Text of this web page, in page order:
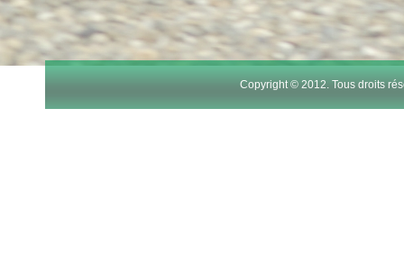
Copyright © 2012. Tous droits